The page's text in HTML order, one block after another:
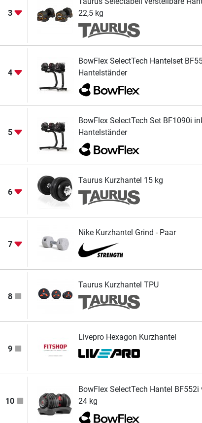
3
22,5 kg
4
BowFlex SelectTech Hantelset
Hantelständer
5
BowFlex SelectTech Set BF1090i
Hantelständer
6
Taurus Kurzhantel 15 kg
7
Nike Kurzhantel Grind - Paar
8
Taurus Kurzhantel TPU
9
Livepro Hexagon Kurzhantel
10
BowFlex SelectTech Hantel BF552i
24 kg